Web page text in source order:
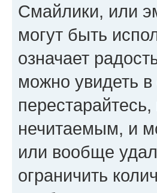
Смайлики, или
могут быть
означает
можно увидеть
нечитаемым, и
или вообще
ограничить